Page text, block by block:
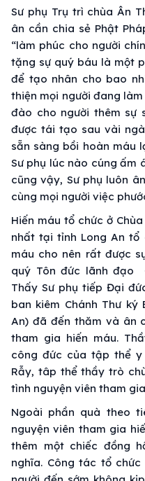
Sư phụ Trụ trì chùa Ân
ân cần chia sẻ Phật
“làm phúc cho người
tặng sự quý báu là một
để tạo nhân cho bao
thiện mọi người đang
đào cho người thêm sự
được tái tạo sau vài
sẵn sàng bồi hoàn máu
Sư phụ lúc nào cúng ấm
cũng vậy, Sư phụ luôn
cùng mọi người việc
Hiến máu tổ chức ở
nhất tại tỉnh Long An tổ
máu cho nên rất được
quý Tôn đức lãnh đạo
Thấy Sư phụ tiếp Đại
ban kiêm Chánh Thư ký
An) đã đến thăm và ân
tham gia hiến máu.
công đức của tập thể y
Rẫy, tâp thể thầy trò
tình nguyện viên tham
Ngoài phần quà theo
nguyện viên tham gia
thêm một chiếc đồng
nghĩa. Công tác tổ